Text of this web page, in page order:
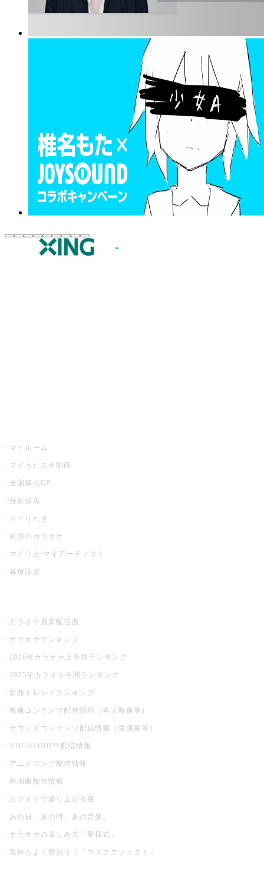
マイルーム
マイうたスキ動画
全国採点GP
分析採点
マイりれき
前回のカラオケ
マイうた/マイアーティスト
各種設定
カラオケ最新配信曲
カラオケランキング
2026年カラオケ上半期ランキング
2025年カラオケ年間ランキング
新曲トレンドランキング
映像コンテンツ配信情報（本人映像等）
サウンドコンテンツ配信情報（生演奏等）
VOCALOID™配信情報
アニメソング配信情報
外国曲配信情報
カラオケで盛り上がる曲
あの日、あの時、あの音楽。
カラオケの楽しみ方『新様式』
気持ちよく歌おう！『マスクエフェクト』